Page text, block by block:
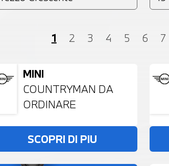
Coupé
1 2 3 4 5 6 7
MINI
COUNTRYMAN DA
ORDINARE
SCOPRI DI PIU